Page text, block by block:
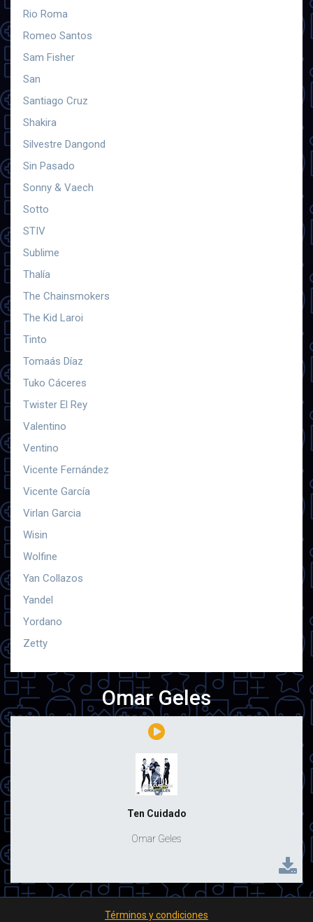
Rio Roma
Romeo Santos
Sam Fisher
San
Santiago Cruz
Shakira
Silvestre Dangond
Sin Pasado
Sonny & Vaech
Sotto
STIV
Sublime
Thalía
The Chainsmokers
The Kid Laroi
Tinto
Tomaás Díaz
Tuko Cáceres
Twister El Rey
Valentino
Ventino
Vicente Fernández
Vicente García
Virlan Garcia
Wisin
Wolfine
Yan Collazos
Yandel
Yordano
Zetty
Omar Geles
Ten Cuidado
Omar Geles
Términos y condiciones